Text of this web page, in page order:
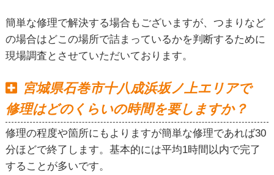
簡単な修理で解決する場合もございますが、つまりなど
の場合はどこの場所で詰まっているかを判断するために
現場調査とさせていただいております。
宮城県石巻市十八成浜坂ノ上エリアで
修理はどのくらいの時間を要しますか？
修理の程度や箇所にもよりますが簡単な修理であれば30
分ほどで終了します。基本的には平均1時間以内で完了
することが多いです。